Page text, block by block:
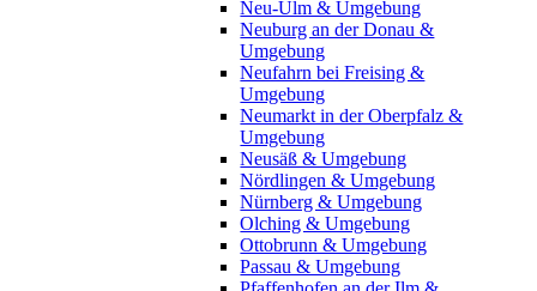
Neu-Ulm & Umgebung
Neuburg an der Donau &
Umgebung
Neufahrn bei Freising &
Umgebung
Neumarkt in der Oberpfalz &
Umgebung
Neusäß & Umgebung
Nördlingen & Umgebung
Nürnberg & Umgebung
Olching & Umgebung
Ottobrunn & Umgebung
Passau & Umgebung